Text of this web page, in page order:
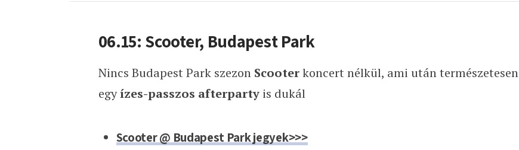
06.15: Scooter, Budapest Park
Nincs Budapest Park szezon Scooterkoncert nélkül, ami után természetesen
egyízes-passzos afterpartyis dukál
Scooter @ Budapest Park jegyek>>>